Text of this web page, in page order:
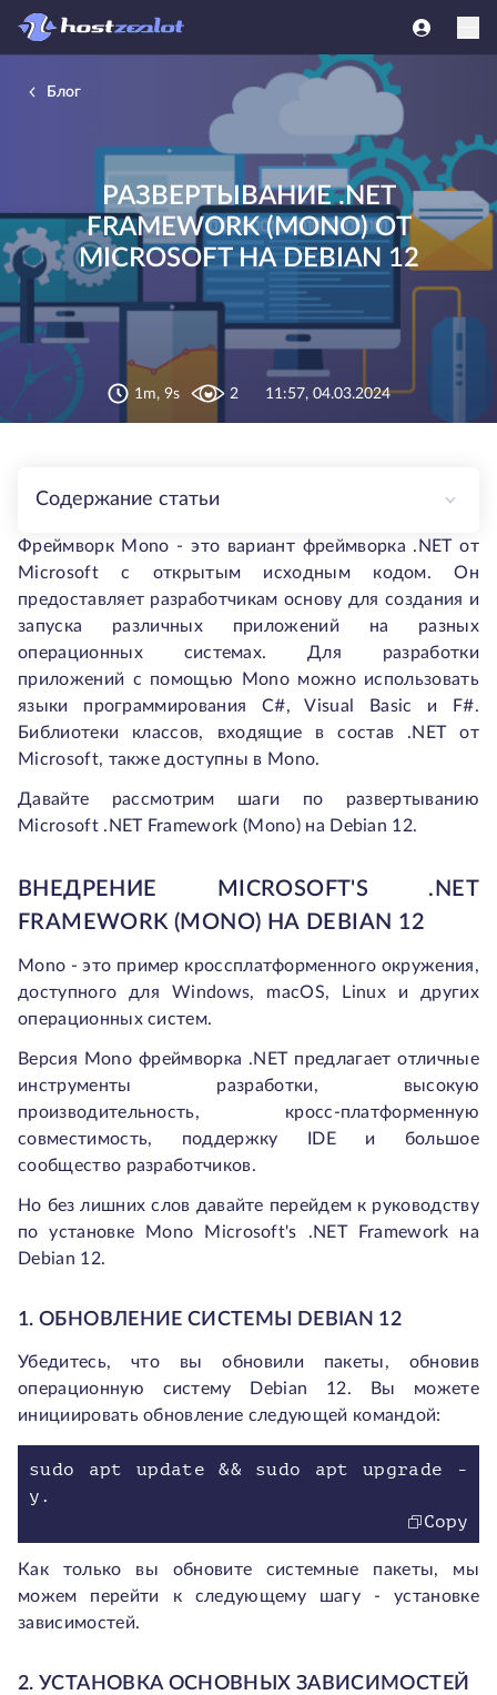
Блог
РАЗВЕРТЫВАНИЕ .NET
FRAMEWORK (MONO) ОТ
MICROSOFT НА DEBIAN 12
1m, 9s 2 11:57, 04.03.2024
Содержание статьи
Фреймворк Mono - это вариант фреймворка .NET от
Microsoft с открытым исходным кодом. Он
предоставляет разработчикам основу для создания и
запуска различных приложений на разных
операционных системах. Для разработки
приложений с помощью Mono можно использовать
языки программирования C#, Visual Basic и F#.
Библиотеки классов, входящие в состав .NET от
Microsoft, также доступны в Mono.
Давайте рассмотрим шаги по развертыванию
Microsoft .NET Framework (Mono) на Debian 12.
ВНЕДРЕНИЕ MICROSOFT'S .NET
FRAMEWORK (MONO) НА DEBIAN 12
Mono - это пример кроссплатформенного окружения,
доступного для Windows, macOS, Linux и других
операционных систем.
Версия Mono фреймворка .NET предлагает отличные
инструменты разработки, высокую
производительность, кросс-платформенную
совместимость, поддержку IDE и большое
сообщество разработчиков.
Но без лишних слов давайте перейдем к руководству
по установке Mono Microsoft's .NET Framework на
Debian 12.
1. ОБНОВЛЕНИЕ СИСТЕМЫ DEBIAN 12
Убедитесь, что вы обновили пакеты, обновив
операционную систему Debian 12. Вы можете
инициировать обновление следующей командой:
sudo apt update && sudo apt upgrade -
y.
Copy
Как только вы обновите системные пакеты, мы
можем перейти к следующему шагу - установке
зависимостей.
2. УСТАНОВКА ОСНОВНЫХ ЗАВИСИМОСТЕЙ